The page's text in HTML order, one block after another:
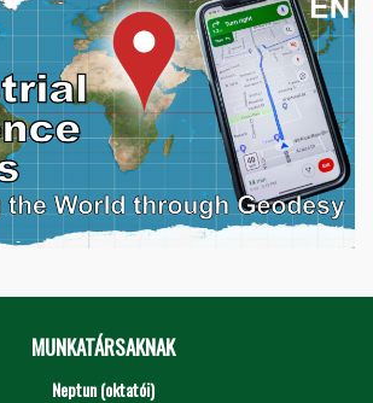
MUNKATÁRSAKNAK
Neptun (oktatói)